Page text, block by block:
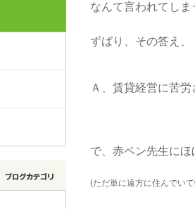
なんて言われてしま
ずばり、その答え、
Ａ、賃貸経営に苦
で、赤ペン先生にほ
(ただ単に遠方に住んでい